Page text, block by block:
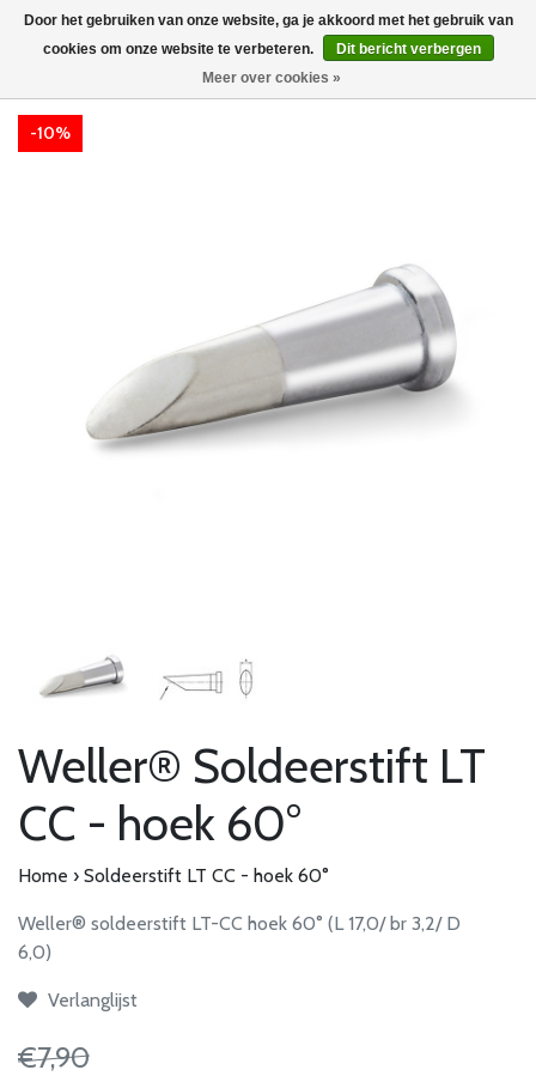
-10%
-10%
Weller® Soldeerstift LT
CC - hoek 60°
Home › Soldeerstift LT CC - hoek 60°
Weller® soldeerstift LT-CC hoek 60° (L 17,0/ br 3,2/ D
6,0)
Verlanglijst
€7,90
Door het gebruiken van onze website, ga je akkoord met het gebruik van
cookies om onze website te verbeteren.
Dit bericht verbergen
Meer over cookies »